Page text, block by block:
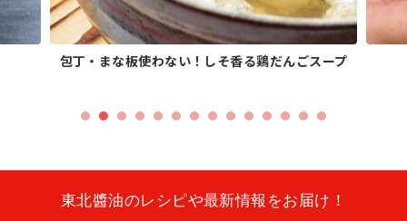
包丁・まな板使わない！しそ香る鶏だんごスープ
東北醬油のレシピや最新情報をお届け！